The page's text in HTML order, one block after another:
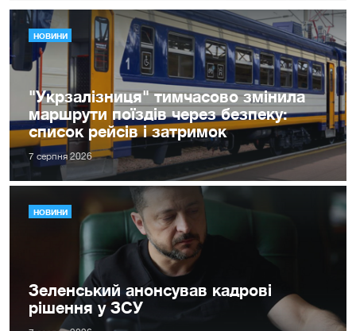
НОВИНИ
"Укрзалізниця" тимчасово змінила
маршрути поїздів через безпеку:
список рейсів і затримок
7 серпня 2026
НОВИНИ
Зеленський анонсував кадрові
рішення у ЗСУ